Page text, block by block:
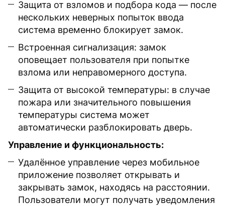
Защита от взломов и подбора кода — после
нескольких неверных попыток ввода
система временно блокирует замок.
Встроенная сигнализация: замок
оповещает пользователя при попытке
взлома или неправомерного доступа.
Защита от высокой температуры: в случае
пожара или значительного повышения
температуры система может
автоматически разблокировать дверь.
Управление и функциональность:
Удалённое управление через мобильное
приложение позволяет открывать и
закрывать замок, находясь на расстоянии.
Пользователи могут получать уведомления